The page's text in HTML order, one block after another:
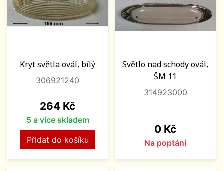
Kryt světla ovál, bílý
306921240
Cena
264 Kč
5 a více skladem
Přidat do košíku
Světlo nad schody ovál,
ŠM 11
314923000
Cena
0 Kč
Na poptání